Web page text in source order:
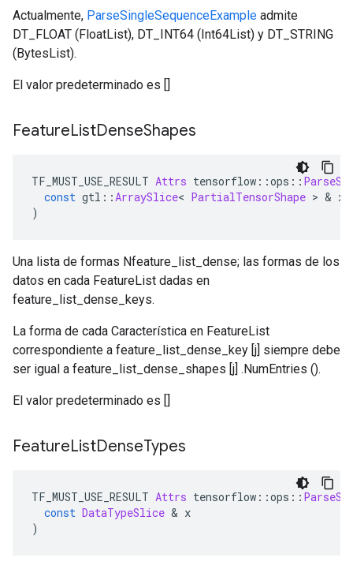
Actualmente, ParseSingleSequenceExample admite
DT_FLOAT (FloatList), DT_INT64 (Int64List) y DT_STRING
(BytesList).
El valor predeterminado es []
FeatureListDenseShapes
TF_MUST_USE_RESULT Attrs tensorflow ::ops ::
const gtl ::ArraySlice< PartialTensorShape > & x
)
Una lista de formas Nfeature_list_dense; las formas de los
datos en cada FeatureList dadas en
feature_list_dense_keys.
La forma de cada Característica en FeatureList
correspondiente a feature_list_dense_key [j] siempre debe
ser igual a feature_list_dense_shapes [j] .NumEntries ().
El valor predeterminado es []
FeatureListDenseTypes
TF_MUST_USE_RESULT Attrs tensorflow ::ops ::
const DataTypeSlice & x
)